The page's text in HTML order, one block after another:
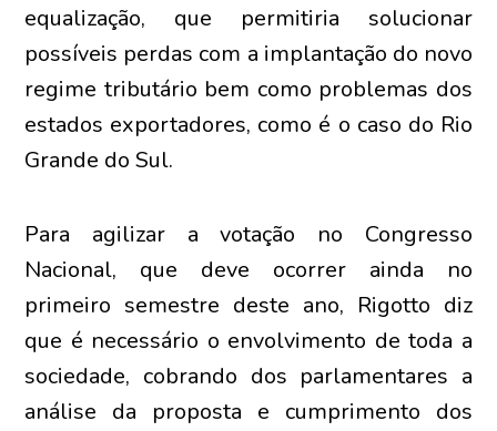
equalização, que permitiria solucionar
possíveis perdas com a implantação do novo
regime tributário bem como problemas dos
estados exportadores, como é o caso do Rio
Grande do Sul.
Para agilizar a votação no Congresso
Nacional, que deve ocorrer ainda no
primeiro semestre deste ano, Rigotto diz
que é necessário o envolvimento de toda a
sociedade, cobrando dos parlamentares a
análise da proposta e cumprimento dos